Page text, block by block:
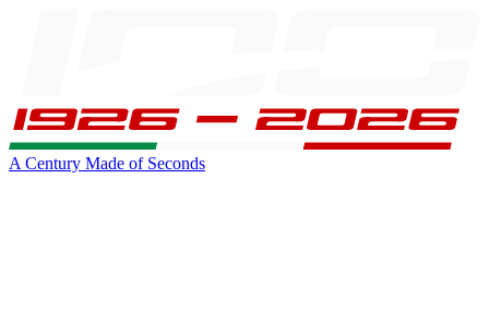
A Century Made of Seconds